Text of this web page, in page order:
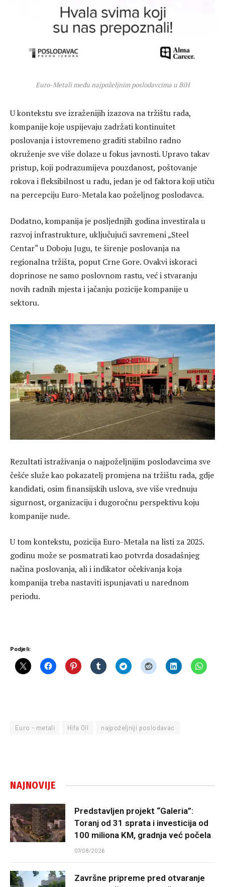
Euro-Metali među najpoželjnim poslodavcima u BiH
U kontekstu sve izraženijih izazova na tržištu rada,
kompanije koje uspijevaju zadržati kontinuitet
poslovanja i istovremeno graditi stabilno radno
okruženje sve više dolaze u fokus javnosti. Upravo takav
pristup, koji podrazumijeva pouzdanost, poštovanje
rokova i fleksibilnost u radu, jedan je od faktora koji utiču
na percepciju Euro-Metala kao poželjnog poslodavca.
Dodatno, kompanija je posljednjih godina investirala u
razvoj infrastrukture, uključujući savremeni „Steel
Centar“ u Doboju Jugu, te širenje poslovanja na
regionalna tržišta, poput Crne Gore. Ovakvi iskoraci
doprinose ne samo poslovnom rastu, već i stvaranju
novih radnih mjesta i jačanju pozicije kompanije u
sektoru.
Rezultati istraživanja o najpoželjnijim poslodavcima sve
češće služe kao pokazatelj promjena na tržištu rada, gdje
kandidati, osim finansijskih uslova, sve više vrednuju
sigurnost, organizaciju i dugoročnu perspektivu koju
kompanije nude.
U tom kontekstu, pozicija Euro-Metala na listi za 2025.
godinu može se posmatrati kao potvrda dosadašnjeg
načina poslovanja, ali i indikator očekivanja koja
kompanija treba nastaviti ispunjavati u narednom
periodu.
Podjeli:
Euro - metali Hifa Oil najpoželjniji poslodavac
NAJNOVIJE
Predstavljen projekt “Galeria”:
Toranj od 31 sprata i investicija od
100 miliona KM, gradnja već počela
07/08/2026
Završne pripreme pred otvaranje